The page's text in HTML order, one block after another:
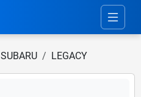
SUBARU LEGACY